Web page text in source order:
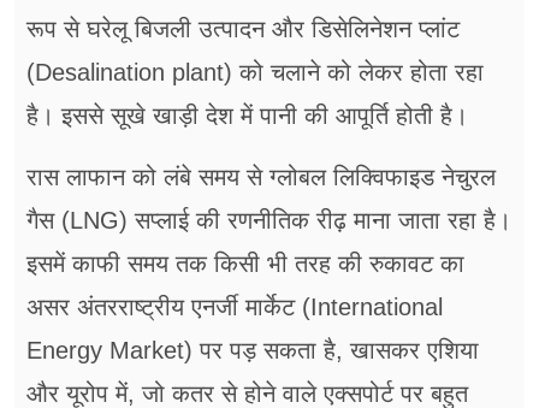
रूप से घरेलू बिजली उत्पादन और डिसेलिनेशन प्लांट
(Desalination plant) को चलाने को लेकर होता रहा
है। इससे सूखे खाड़ी देश में पानी की आपूर्ति होती है।
रास लाफान को लंबे समय से ग्लोबल लिक्विफाइड नेचुरल
गैस (LNG) सप्लाई की रणनीतिक रीढ़ माना जाता रहा है।
इसमें काफी समय तक किसी भी तरह की रुकावट का
असर अंतरराष्ट्रीय एनर्जी मार्केट (International
Energy Market) पर पड़ सकता है, खासकर एशिया
और यूरोप में, जो कतर से होने वाले एक्सपोर्ट पर बहुत